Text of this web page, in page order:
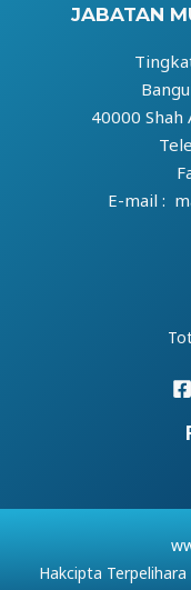
JABATAN
40000 Shah
E-mail :
Hakcipta